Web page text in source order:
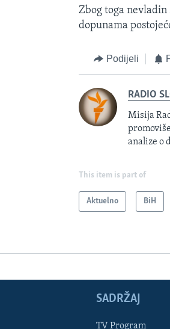
Zbog toga
dopunama
Podijeli
RADIO
Misija
analize o
This item is part of
Aktuelno BiH
SADRŽAJ
TV Program